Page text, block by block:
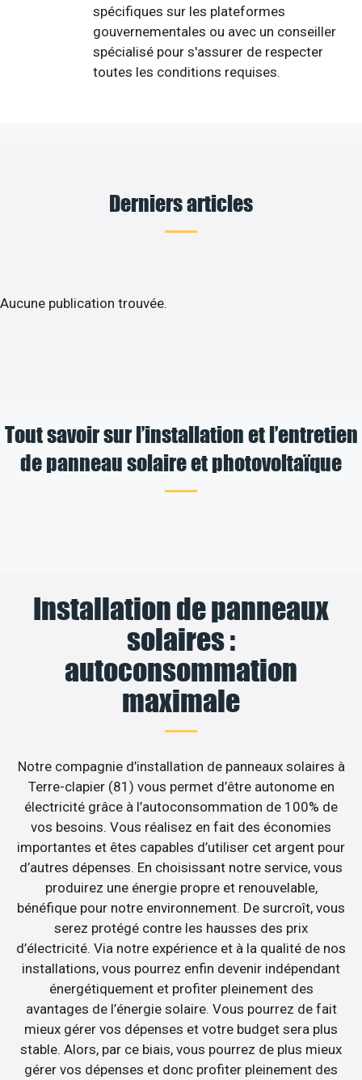
spécifiques sur les plateformes
gouvernementales ou avec un conseiller
spécialisé pour s'assurer de respecter
toutes les conditions requises.
Derniers articles
Aucune publication trouvée.
Tout savoir sur l’installation et l’entretien
de panneau solaire et photovoltaïque
Installation de panneaux
solaires :
autoconsommation
maximale
Notre compagnie d’installation de panneaux solaires à
Terre-clapier (81) vous permet d’être autonome en
électricité grâce à l’autoconsommation de 100% de
vos besoins. Vous réalisez en fait des économies
importantes et êtes capables d’utiliser cet argent pour
d’autres dépenses. En choisissant notre service, vous
produirez une énergie propre et renouvelable,
bénéfique pour notre environnement. De surcroît, vous
serez protégé contre les hausses des prix
d’électricité. Via notre expérience et à la qualité de nos
installations, vous pourrez enfin devenir indépendant
énergétiquement et profiter pleinement des
avantages de l’énergie solaire. Vous pourrez de fait
mieux gérer vos dépenses et votre budget sera plus
stable. Alors, par ce biais, vous pourrez de plus mieux
gérer vos dépenses et donc profiter pleinement des